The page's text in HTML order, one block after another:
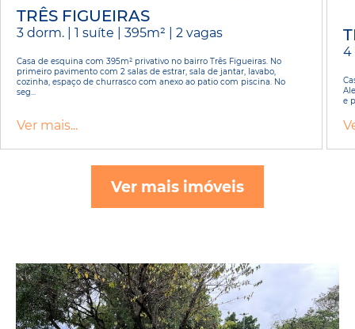
TRÊS FIGUEIRAS
3 dorm. | 1 suíte | 395m² | 2 vagas
Casa de esquina com 395m² privativo no bairro Três Figueiras. No
primeiro pavimento com 2 salas de estrar, sala de jantar, lavabo,
cozinha, espaço de churrasco com anexo ao patio com piscina. No
seg...
Ver mais...
4
e
Ver mais imóveis